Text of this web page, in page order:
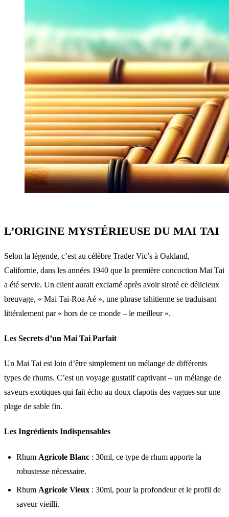
L’ORIGINE MYSTÉRIEUSE DU MAI TAI
Selon la légende, c’est au célèbre Trader Vic’s à Oakland,
Californie, dans les années 1940 que la première concoction Mai Tai
a été servie. Un client aurait exclamé après avoir siroté ce délicieux
breuvage, « Mai Tai-Roa Aé », une phrase tahitienne se traduisant
littéralement par « hors de ce monde – le meilleur ».
Les Secrets d’un Mai Tai Parfait
Un Mai Tai est loin d’être simplement un mélange de différents
types de rhums. C’est un voyage gustatif captivant – un mélange de
saveurs exotiques qui fait écho au doux clapotis des vagues sur une
plage de sable fin.
Les Ingrédients Indispensables
Rhum Agricole Blanc : 30ml, ce type de rhum apporte la
robustesse nécessaire.
Rhum Agricole Vieux : 30ml, pour la profondeur et le profil de
saveur vieilli.